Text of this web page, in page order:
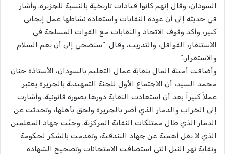
السودان، وقال إنهم كانوا قيادات تاريخية بالنسبة للجزيرة. وأشار
في حديثه إلى أن عودة النقابات واستعادة نشاطها عمل إيجابي
كبير، وأكد وقوف الاتحاد والنقابات مع القوات المسلحة في
الاستنفار، القوافل، والتدريب، وقال: “سنضحي إلى أن يعم السلام
والاستقرار.”
​وأضافت أمينة المال بنقابة عمال التعليم بالسودان، الأستاذة حنان
محمد السيد، أن الاجتماع الأول للجنة التمهيدية بالجزيرة يعتبر
عملاً كبيراً بعد أن استعادت النقابة دورها بصورة قانونية. وأشارت
إلى الخراب والدمار الذي أضر بالجزيرة ولحق بأهلها، وتحدثت عن
الدمار الذي طال ممتلكات النقابة المركزية. وحيَّت جهاد المعلمين
الذي لا يقل أهمية عن جهاد البندقية، وتقدمت بالشكر لحكومة
ونقابة نهر النيل التي استضافت الامتحانات وتصحيح الشهادة